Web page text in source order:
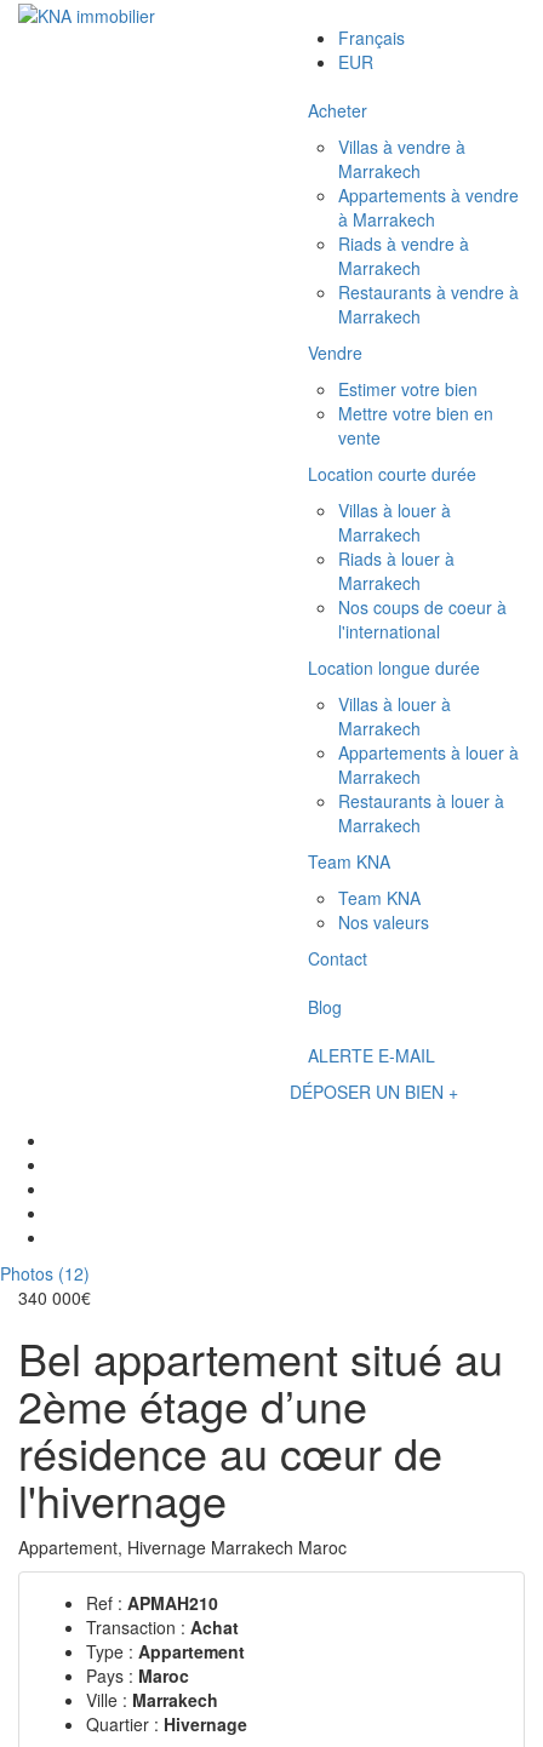
Français
EUR
Acheter
Villas à vendre à
Marrakech
Appartements à vendre
à Marrakech
Riads à vendre à
Marrakech
Restaurants à vendre à
Marrakech
Vendre
Estimer votre bien
Mettre votre bien en
vente
Location courte durée
Villas à louer à
Marrakech
Riads à louer à
Marrakech
Nos coups de coeur à
l'international
Location longue durée
Villas à louer à
Marrakech
Appartements à louer à
Marrakech
Restaurants à louer à
Marrakech
Team KNA
Team KNA
Nos valeurs
Contact
Blog
ALERTE E-MAIL
DÉPOSER UN BIEN +
Photos (12)
340 000€
Bel appartement situé au
2ème étage d’une
résidence au cœur de
l'hivernage
Appartement, Hivernage Marrakech Maroc
Ref : APMAH210
Transaction : Achat
Type : Appartement
Pays : Maroc
Ville : Marrakech
Quartier : Hivernage